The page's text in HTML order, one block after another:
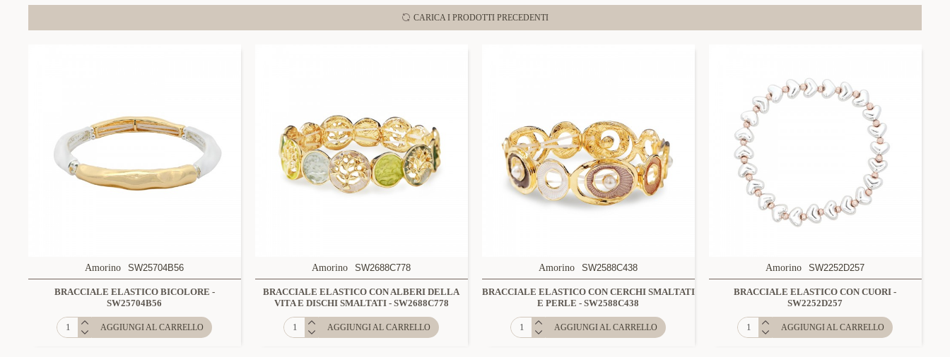
CARICA I PRODOTTI PRECEDENTI
Amorino SW25704B56
BRACCIALE ELASTICO BICOLORE -
SW25704B56
AGGIUNGI AL CARRELLO
Amorino SW2688C778
BRACCIALE ELASTICO CON ALBERI DELLA
VITA E DISCHI SMALTATI - SW2688C778
AGGIUNGI AL CARRELLO
Amorino SW2588C438
BRACCIALE ELASTICO CON CERCHI SMALTATI
E PERLE - SW2588C438
AGGIUNGI AL CARRELLO
Amorino SW2252D257
BRACCIALE ELASTICO CON CUORI -
SW2252D257
AGGIUNGI AL CARRELLO